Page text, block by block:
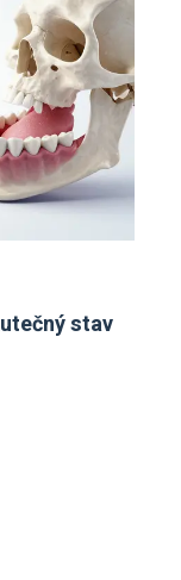
stav